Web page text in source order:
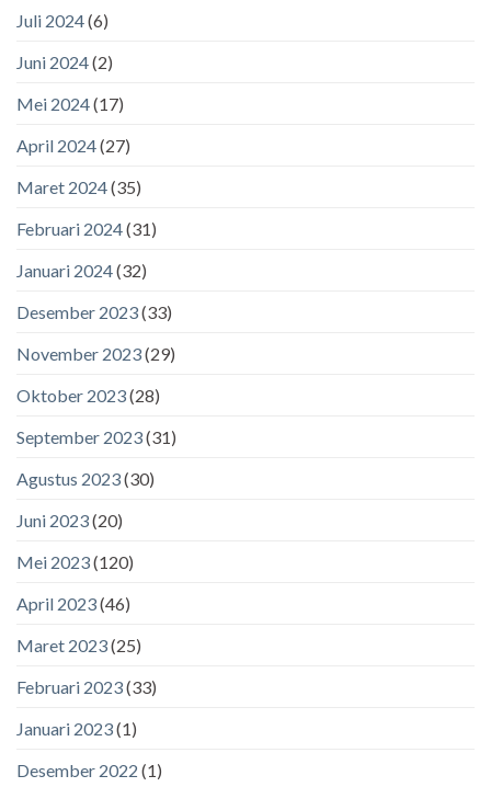
Juli 2024(6)
Juni 2024(2)
Mei 2024(17)
April 2024(27)
Maret 2024(35)
Februari 2024(31)
Januari 2024(32)
Desember 2023(33)
November 2023(29)
Oktober 2023(28)
September 2023(31)
Agustus 2023(30)
Juni 2023(20)
Mei 2023(120)
April 2023(46)
Maret 2023(25)
Februari 2023(33)
Januari 2023(1)
Desember 2022 (1)